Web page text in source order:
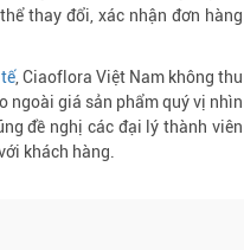
thay đổi, xác nhận đơn hàng
, Ciaoflora Việt Nam không thu
ngoài giá sản phẩm quý vị nhìn
đề nghị các đại lý thành viên
khách hàng.